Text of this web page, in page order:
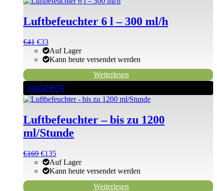
Luftbefeuchter 6 l – 300 ml/h
Ursprünglicher
Preis
war:
€52
€41Aktueller
Preis
ist:
€41.
€33
Auf Lager
Kann heute versendet werden
Weiterlesen
ANGEBOT
Luftbefeuchter – bis zu 1200
ml/Stunde
Ursprünglicher
Preis
war:
€186
€169Aktueller
Preis
ist:
€169.
€135
Auf Lager
Kann heute versendet werden
Weiterlesen